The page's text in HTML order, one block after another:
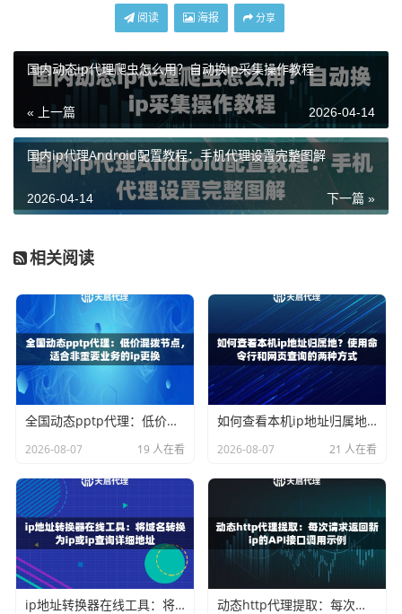
需要登录状态的持续采集
：比如采集电商平台的订单数据、
话，不会因为IP切换而被系统强制退出。
API接口的稳定调用：很多数据服务商通过API提供数据，他
们对调用频率和来源IP有严格限制。使用固定的静态IP，更
容易通过白名单验证，保证接口调用的稳定性。
长时间运行的监控任务 ：比如舆情监控、竞品价格跟踪等需
要7×24小时运行的任务。静态IP的长期稳定性确保了监控不
数据量较大的采集项目
险。
如何构建稳定的数据采集方案？
一个靠谱的采集方案需要考虑多个环节的配合，代理IP只是
其中重要的一环。
错的选择。他们的IP可用率标称≥99%，这意味着你基本不用
为IP失效而烦恼。响应延迟≤10毫秒这个指标也很关键，延迟
太高会直接影响采集效率。
其次在 技术架构
方面，建议采用分布式采集策略。即使使用
静态IP，也不要把所有鸡蛋放在一个篮子里。可以同时使用
阅读 海报 分享
国内动态ip代理爬虫怎么用？自动换ip采集操作教程
« 上一篇 2026-04-14
国内ip代理Android配置教程：手机代理设置完整图解
下一篇 »
2026-04-14
相关阅读
全国动态pptp代理：低价混拨节点，适合非重要业务的ip更换
2026-08-07 19 人在看
如何查看本机ip地址归属地？使用命令行和网页查询的两种方式
2026-08-07 21 人在看
ip地址转换器在线工具：将域名转换为ip或ip查询详细地址 动态http代理提取：每次请求返回新ip的API接口调用示例